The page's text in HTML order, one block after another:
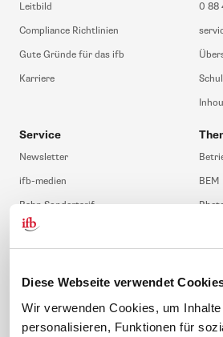
Diese Webseite verwendet
Wir verwenden Cookies, um
personalisieren, Funktionen für
Leitbild
Compliance Richtlinien
Gute Gründe für das ifb
Karriere
0 88
Service
Newsletter
ifb-medien
Bahn Sondertarif
meinifb
FAQ
ifb-App Betriebsrat360
BEM
JAV-
News. Wissen. Themen.